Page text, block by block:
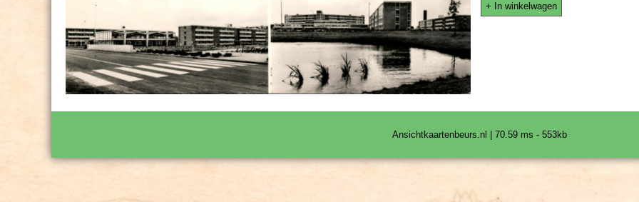
+ In winkelwagen
Ansichtkaartenbeurs.nl | 70.59 ms - 553kb